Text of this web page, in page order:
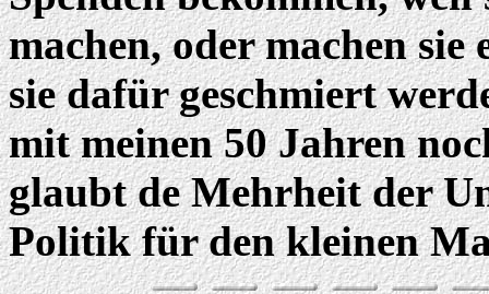
machen, oder machen
sie dafür geschmiert
mit meinen 50 Jahren
glaubt de Mehrheit der
Politik für den kleinen